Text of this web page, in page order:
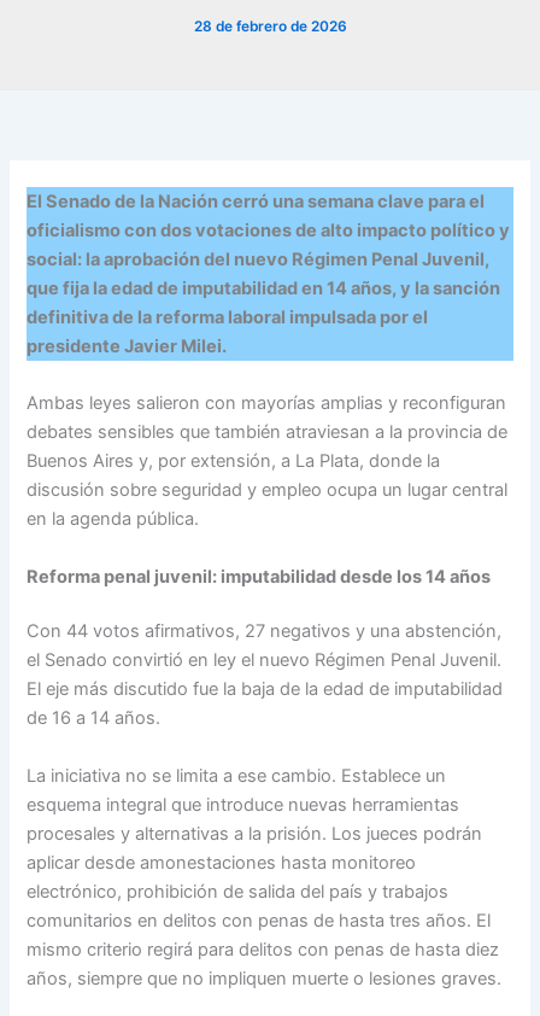
28 de febrero de 2026
El Senado de la Nación cerró una semana clave para el
oficialismo con dos votaciones de alto impacto político y
social: la aprobación del nuevo Régimen Penal Juvenil,
que fija la edad de imputabilidad en 14 años, y la sanción
definitiva de la reforma laboral impulsada por el
presidente Javier Milei.
Ambas leyes salieron con mayorías amplias y reconfiguran
debates sensibles que también atraviesan a la provincia de
Buenos Aires y, por extensión, a La Plata, donde la
discusión sobre seguridad y empleo ocupa un lugar central
en la agenda pública.
Reforma penal juvenil: imputabilidad desde los 14 años
Con 44 votos afirmativos, 27 negativos y una abstención,
el Senado convirtió en ley el nuevo Régimen Penal Juvenil.
El eje más discutido fue la baja de la edad de imputabilidad
de 16 a 14 años.
La iniciativa no se limita a ese cambio. Establece un
esquema integral que introduce nuevas herramientas
procesales y alternativas a la prisión. Los jueces podrán
aplicar desde amonestaciones hasta monitoreo
electrónico, prohibición de salida del país y trabajos
comunitarios en delitos con penas de hasta tres años. El
mismo criterio regirá para delitos con penas de hasta diez
años, siempre que no impliquen muerte o lesiones graves.